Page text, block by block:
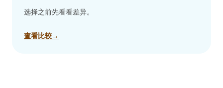
选择之前先看看差异。
查看比较→